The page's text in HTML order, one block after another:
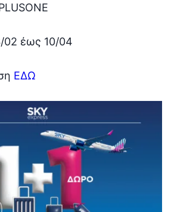
02 έως 10/04
ΕΔΩ